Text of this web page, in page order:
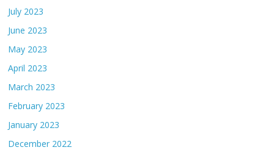
July 2023
June 2023
May 2023
April 2023
March 2023
February 2023
January 2023
December 2022